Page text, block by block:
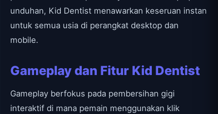
unduhan, Kid Dentist menawarkan keseruan instan
untuk semua usia di perangkat desktop dan
mobile.
Gameplay dan Fitur Kid Dentist
Gameplay berfokus pada pembersihan gigi
interaktif di mana pemain menggunakan klik